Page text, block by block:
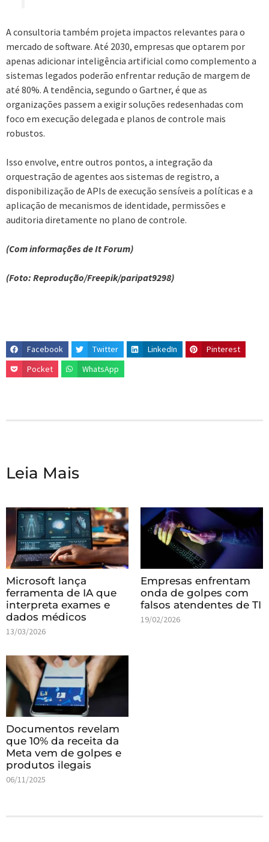
A consultoria também projeta impactos relevantes para o
mercado de software. Até 2030, empresas que optarem por
apenas adicionar inteligência artificial como complemento a
sistemas legados poderão enfrentar redução de margem de
até 80%. A tendência, segundo o Gartner, é que as
organizações passem a exigir soluções redesenhadas com
foco em execução delegada e planos de controle mais
robustos.
Isso envolve, entre outros pontos, a integração da
orquestração de agentes aos sistemas de registro, a
disponibilização de APIs de execução sensíveis a políticas e a
aplicação de mecanismos de identidade, permissões e
auditoria diretamente no plano de controle.
(Com informações de It Forum)
(Foto: Reprodução/Freepik/paripat9298)
Facebook Twitter LinkedIn
Pinterest
Pocket
WhatsApp
Leia Mais
Microsoft lança
ferramenta de IA que
interpreta exames e
dados médicos
13/03/2026
Empresas enfrentam
onda de golpes com
falsos atendentes de TI
19/02/2026
Documentos revelam
que 10% da receita da
Meta vem de golpes e
produtos ilegais
06/11/2025